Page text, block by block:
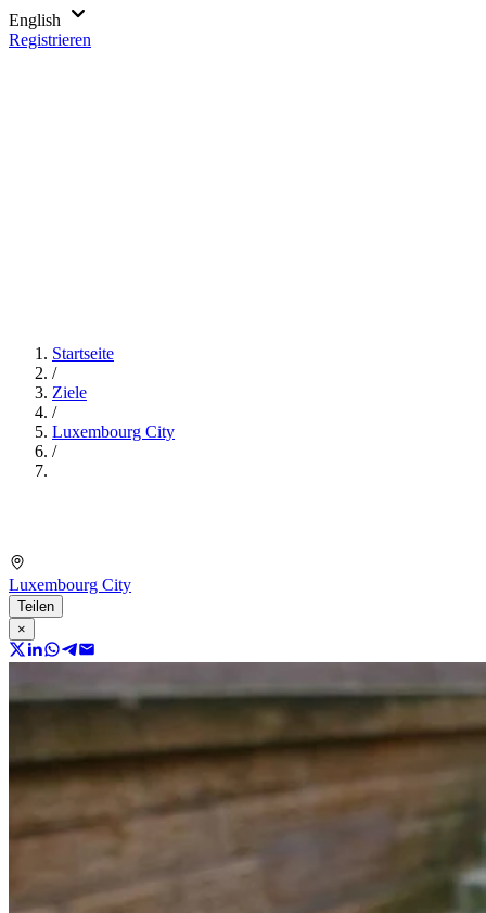
English
Registrieren
Startseite
/
Ziele
/
Luxembourg City
/
Luxembourg City
Teilen
×